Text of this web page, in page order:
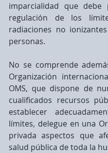
imparcialidad que debe
regulación de los
radiaciones no
personas.
No se comprende
Organización
OMS, que dispone de
cualificados recursos
establecer
límites, delegue en una
privada aspectos que
salud pública de toda la